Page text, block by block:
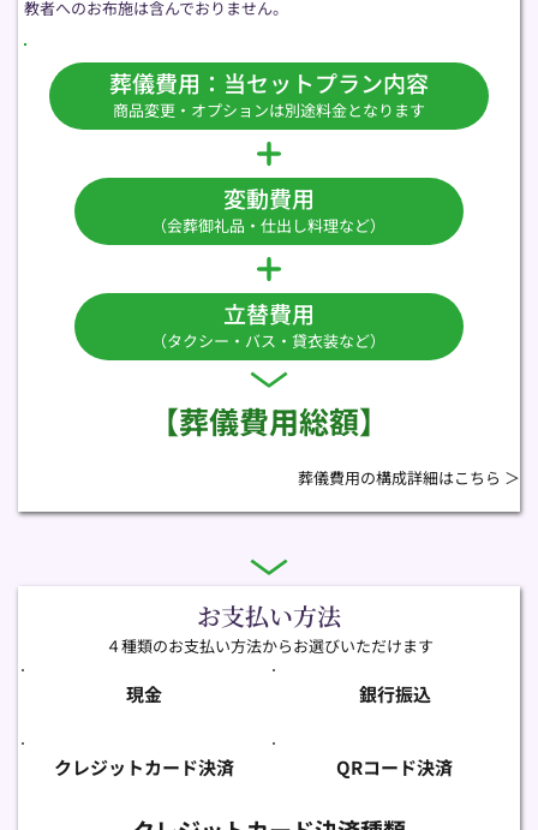
教者へのお布施は含んでおりません。
葬儀費用：当セットプラン内容
商品変更・オプションは別途料金となります
変動費用
（会葬御礼品・仕出し料理など）
立替費用
（タクシー・バス・貸衣装など）
【葬儀費用総額】
葬儀費用の構成詳細はこちら ＞
お支払い方法
４種類のお支払い方法からお選びいただけます
現金 銀行振込
クレジットカード決済 QRコード決済